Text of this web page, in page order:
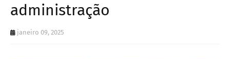
administração
janeiro 09, 2025